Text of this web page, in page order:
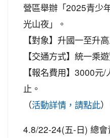
營區舉辦「2025青少
光山夜」。
【對象】升國一至升
【交通方式】統一乘
【報名費用】3000
止。
（活動詳情，請點此
4.8/22-24(五-日) 總會